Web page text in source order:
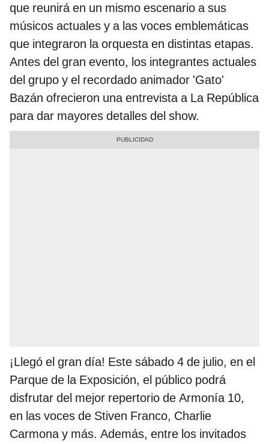
que reunirá en un mismo escenario a sus
músicos actuales y a las voces emblemáticas
que integraron la orquesta en distintas etapas.
Antes del gran evento, los integrantes actuales
del grupo y el recordado animador 'Gato'
Bazán ofrecieron una entrevista a La República
para dar mayores detalles del show.
¡Llegó el gran día! Este sábado 4 de julio, en el
Parque de la Exposición, el público podrá
disfrutar del mejor repertorio de Armonía 10,
en las voces de Stiven Franco, Charlie
Carmona y más. Además, entre los invitados